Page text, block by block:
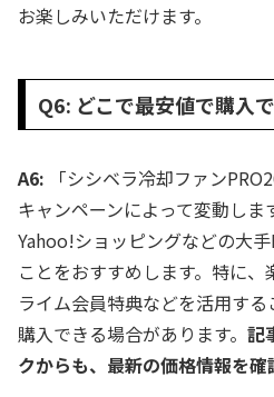
お楽しみいただけます。
Q6: どこで最安値で購入
A6: 「シシベラ冷却ファン
キャンペーンによって変動しま
Yahoo!ショッピングなどの大
ことをおすすめします。特に
ライム会員特典などを活用す
購入できる場合があります。 記
クからも、最新の価格情報を確